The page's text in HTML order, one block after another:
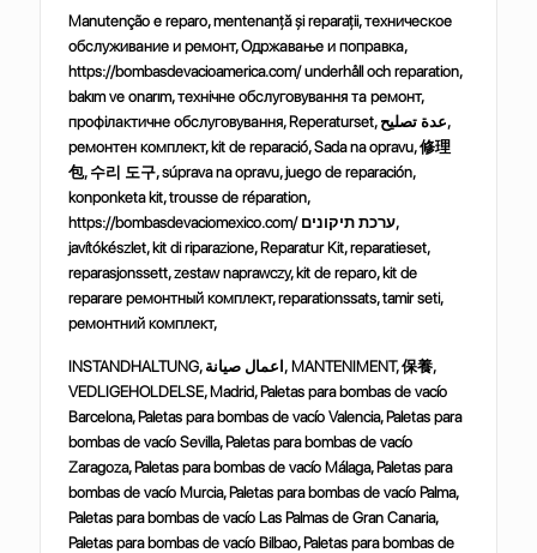
Manutenção e reparo, mentenanță și reparații, техническое
обслуживание и ремонт, Одржавање и поправка,
https://bombasdevacioamerica.com/ underhåll och reparation,
bakım ve onarım, технічне обслуговування та ремонт,
профілактичне обслуговування, Reperaturset, عدة تصليح,
ремонтен комплект, kit de reparació, Sada na opravu,修理
包, 수리 도구, súprava na opravu, juego de reparación,
konponketa kit, trousse de réparation,
https://bombasdevaciomexico.com/ ערכת תיקונים,
javítókészlet, kit di riparazione, Reparatur Kit, reparatieset,
reparasjonssett, zestaw naprawczy, kit de reparo, kit de
reparare ремонтный комплект, reparationssats, tamir seti,
ремонтний комплект,
INSTANDHALTUNG, اعمال صيانة, MANTENIMENT,保養,
VEDLIGEHOLDELSE, Madrid, Paletas para bombas de vacío
Barcelona, Paletas para bombas de vacío Valencia, Paletas para
bombas de vacío Sevilla, Paletas para bombas de vacío
Zaragoza, Paletas para bombas de vacío Málaga, Paletas para
bombas de vacío Murcia, Paletas para bombas de vacío Palma,
Paletas para bombas de vacío Las Palmas de Gran Canaria,
Paletas para bombas de vacío Bilbao, Paletas para bombas de